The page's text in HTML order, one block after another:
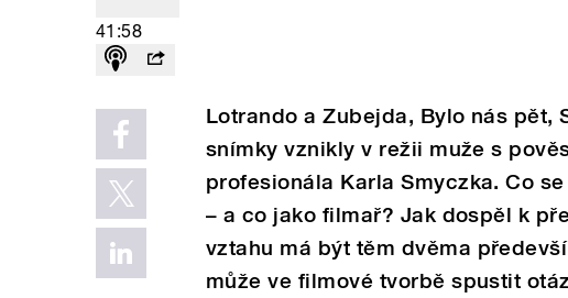
41:58
Lotrando a Zubejda, Bylo nás pět,
snímky vznikly v režii muže s
profesionála Karla Smyczka. Co
– a co jako filmař? Jak dospěl k
vztahu má být těm dvěma
může ve filmové tvorbě spustit